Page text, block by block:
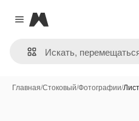
Close menu
Magnific
Главная/Стоковый/Фотографии/